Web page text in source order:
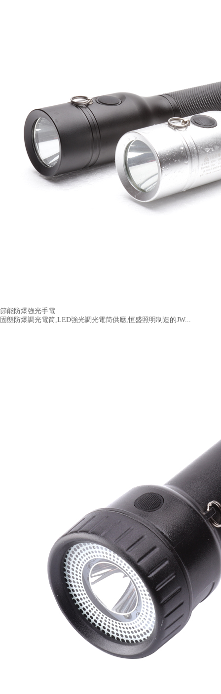
節能防爆強光手電
固態防爆調光電筒,LED強光調光電筒供應,恒盛照明制造的JW...